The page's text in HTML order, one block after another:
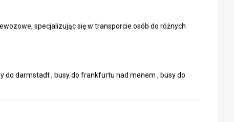
specjalizując się w transporcie osób do różnych
do darmstadt , busy do frankfurtu nad menem , busy do